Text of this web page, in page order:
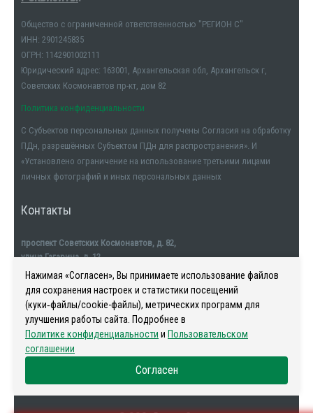
Общество с ограниченной ответственностью "РЕГИОН С"
ИНН: 2901245835
ОГРН: 1142901002111
Юридический адрес: 163001, Архангельская обл, Архангельск г,
Советских Космонавтов пр-кт, дом 82
Политика конфиденциальности
С Субъектов персональных данных получены Согласия на обработку
ПДн, разрешённых Субъектом ПДн для распространения». И
«Установлено ограничение на использование третьими лицами
личных фотографий и иных персональных данных
Контакты
проспект Советских Космонавтов, д. 82,
улица Гагарина, д. 12
тел. +7911-554-32-32
Наша история
Нажимая «Согласен», Вы принимаете использование файлов
для сохранения настроек и статистики посещений
(куки‑файлы/cookie-файлы), метрических программ для
улучшения работы сайта. Подробнее в
Политике конфиденциальности и Пользовательском
соглашении
Согласен